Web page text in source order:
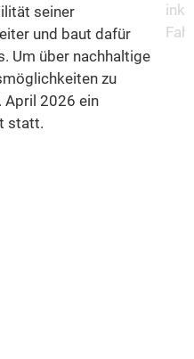
seiner
und baut dafür
Um über nachhaltige
zu
April 2026 ein
statt.